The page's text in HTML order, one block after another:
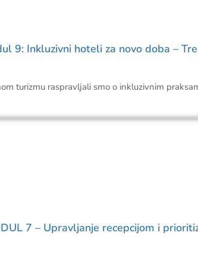
9: Inkluzivni hoteli za novo doba –
turizmu raspravljali smo o inkluzivnim
7 – Upravljanje recepcijom i